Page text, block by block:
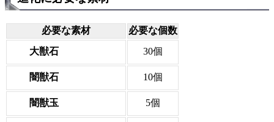
必要な素材
必要な個数
大獣石
30個
闇獣石 10個
闇獣玉 5個